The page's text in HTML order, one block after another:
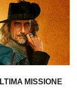
MISSIONE